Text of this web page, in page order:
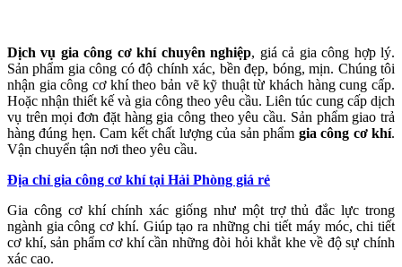
Dịch vụ gia công cơ khí chuyên nghiệp, giá cả gia công hợp lý.
Sản phẩm gia công có độ chính xác, bền đẹp, bóng, mịn. Chúng tôi
nhận gia công cơ khí theo bản vẽ kỹ thuật từ khách hàng cung cấp.
Hoặc nhận thiết kế và gia công theo yêu cầu. Liên túc cung cấp dịch
vụ trên mọi đơn đặt hàng gia công theo yêu cầu. Sản phẩm giao trả
hàng đúng hẹn. Cam kết chất lượng của sản phẩm gia công cơ khí.
Vận chuyển tận nơi theo yêu cầu.
Địa chỉ gia công cơ khí tại Hải Phòng giá rẻ
Gia công cơ khí chính xác giống như một trợ thủ đắc lực trong
ngành gia công cơ khí. Giúp tạo ra những chi tiết máy móc, chi tiết
cơ khí, sản phẩm cơ khí cần những đòi hỏi khắt khe về độ sự chính
xác cao.